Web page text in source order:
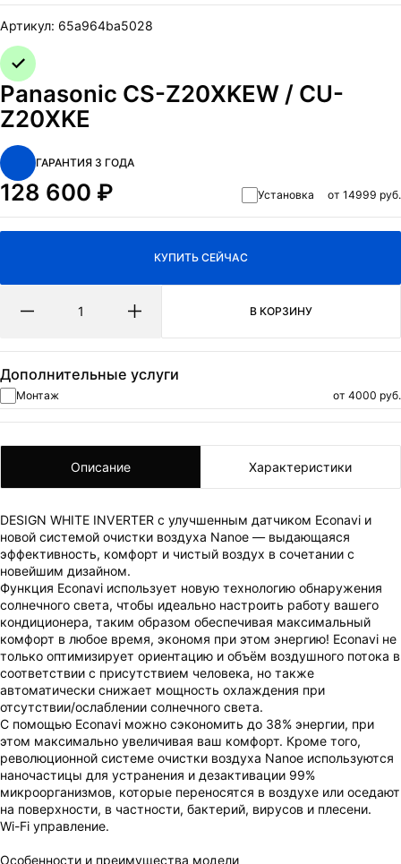
Артикул: 65a964ba5028
Panasonic CS-Z20XKEW / CU-
Z20XKE
ГАРАНТИЯ 3 ГОДА
128 600 ₽ Установка от 14999 руб.
КУПИТЬ СЕЙЧАС
В КОРЗИНУ
Дополнительные услуги
Монтаж от 4000 руб.
Описание Характеристики
DESIGN WHITE INVERTER с улучшенным датчиком Econavi и
новой системой очистки воздуха Nanoe — выдающаяся
эффективность, комфорт и чистый воздух в сочетании с
новейшим дизайном.
Функция Econavi использует новую технологию обнаружения
солнечного света, чтобы идеально настроить работу вашего
кондиционера, таким образом обеспечивая максимальный
комфорт в любое время, экономя при этом энергию! Econavi не
только оптимизирует ориентацию и объём воздушного потока в
соответствии с присутствием человека, но также
автоматически снижает мощность охлаждения при
отсутствии/ослаблении солнечного света.
С помощью Econavi можно сэкономить до 38% энергии, при
этом максимально увеличивая ваш комфорт. Кроме того,
революционной системе очистки воздуха Nanoe используются
наночастицы для устранения и дезактивации 99%
микроорганизмов, которые переносятся в воздухе или оседают
на поверхности, в частности, бактерий, вирусов и плесени.
Wi-Fi управление.
Особенности и преимущества модели